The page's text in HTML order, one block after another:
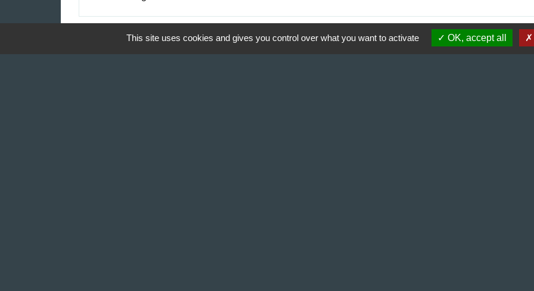
This site uses cookies and gives you control over what you want to activate OK, accept all